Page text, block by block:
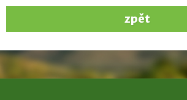
zpět